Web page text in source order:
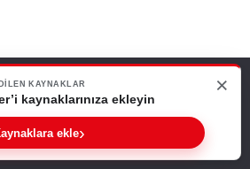
iyi deneyimi sunabilmemiz için çerezleri
devam ederseniz, bunu kabul
varsayarız.
Tamam
KAYNAKLAR
kaynaklarınıza ekleyin
ekle›
×